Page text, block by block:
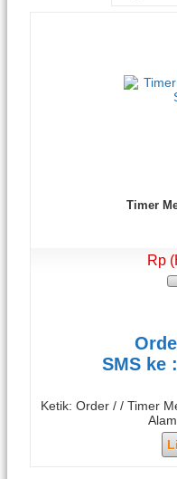
Timer
Rp
SMS ke
Ketik: Order / / Timer